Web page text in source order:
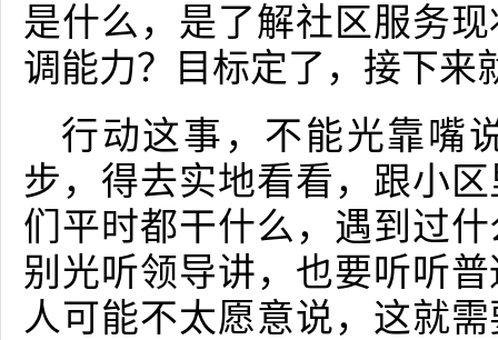
是什么，是了解社区服务
调能力？目标定了，接下来
行动这事，不能光靠嘴
步，得去实地看看，跟小
们平时都干什么，遇到过
别光听领导讲，也要听听
人可能不太愿意说，这就